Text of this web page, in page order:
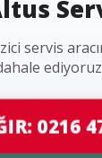
servis
0216